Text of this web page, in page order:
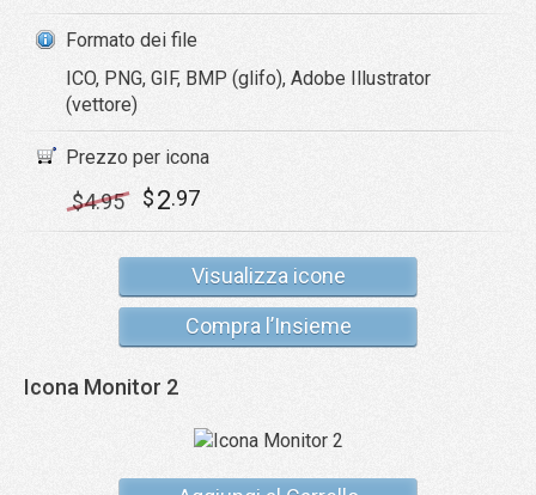
Formato dei file
ICO, PNG, GIF, BMP (glifo), Adobe Illustrator
(vettore)
Prezzo per icona
$4.95 $2.97
Visualizza icone
Compra l’Insieme
Icona Monitor 2